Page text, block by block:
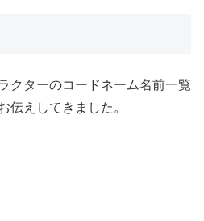
クターのコードネーム名前一覧
伝えしてきました。